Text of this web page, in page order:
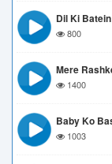
Dil Ki
800
Mere
1400
Baby Ko
1003